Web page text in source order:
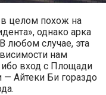
в целом похож на
однако арка
любом случае, эта
нам
вход с Площади
Айтеки Би гораздо